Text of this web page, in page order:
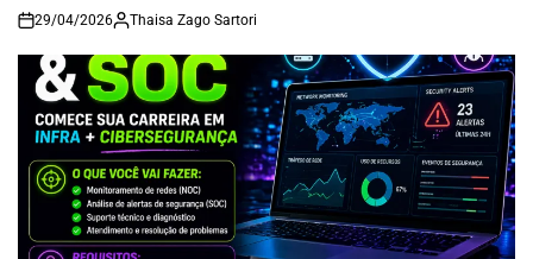
on
29/04/2026 Thaisa Zago Sartori